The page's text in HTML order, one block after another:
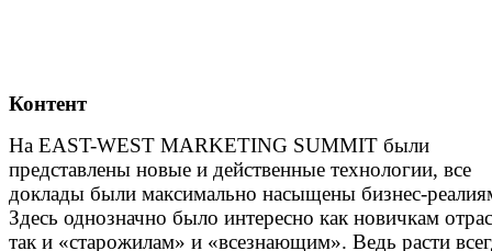
Контент
На EAST-WEST MARKETING SUMMIT были
представлены новые и действенные технологии, все
доклады были максимально насыщены бизнес-
Здесь однозначно было интересно как новичкам
так и «старожилам» и «всезнающим». Ведь расти